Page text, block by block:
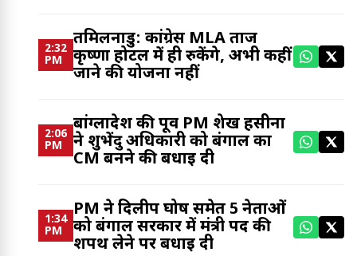
2:32
PM
तमिलनाडु: कांग्रेस MLA ताज
कृष्णा होटल में ही रुकेंगे, अभी कहीं
जाने की योजना नहीं
2:06
PM
बांग्लादेश की पूर्व PM शेख हसीना
ने शुभेंदु अधिकारी को बंगाल का
CM बनने की बधाई दी
1:34
PM
PM ने दिलीप घोष समेत 5 नेताओं
को बंगाल सरकार में मंत्री पद की
शपथ लेने पर बधाई दी